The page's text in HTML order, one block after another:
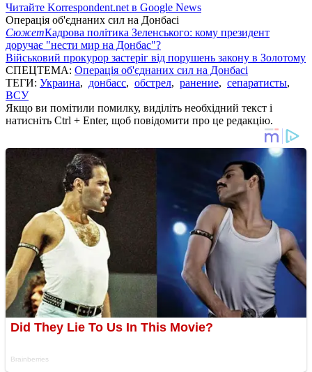
Читайте Korrespondent.net в Google News
Операція об'єднаних сил на Донбасі
СюжетКадрова політика Зеленського: кому президент
доручає "нести мир на Донбас"?
Військовий прокурор застеріг від порушень закону в Золотому
СПЕЦТЕМА: Операція об'єднаних сил на Донбасі
ТЕГИ: Украина, донбасс, обстрел, ранение, сепаратисты,
ВСУ
Якщо ви помітили помилку, виділіть необхідний текст і
натисніть Ctrl + Enter, щоб повідомити про це редакцію.